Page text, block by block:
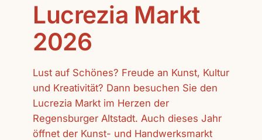
Lucrezia Markt
2026
Lust auf Schönes? Freude an Kunst, Kultur
und Kreativität? Dann besuchen Sie den
Lucrezia Markt im Herzen der
Regensburger Altstadt. Auch dieses Jahr
öffnet der Kunst- und Handwerksmarkt